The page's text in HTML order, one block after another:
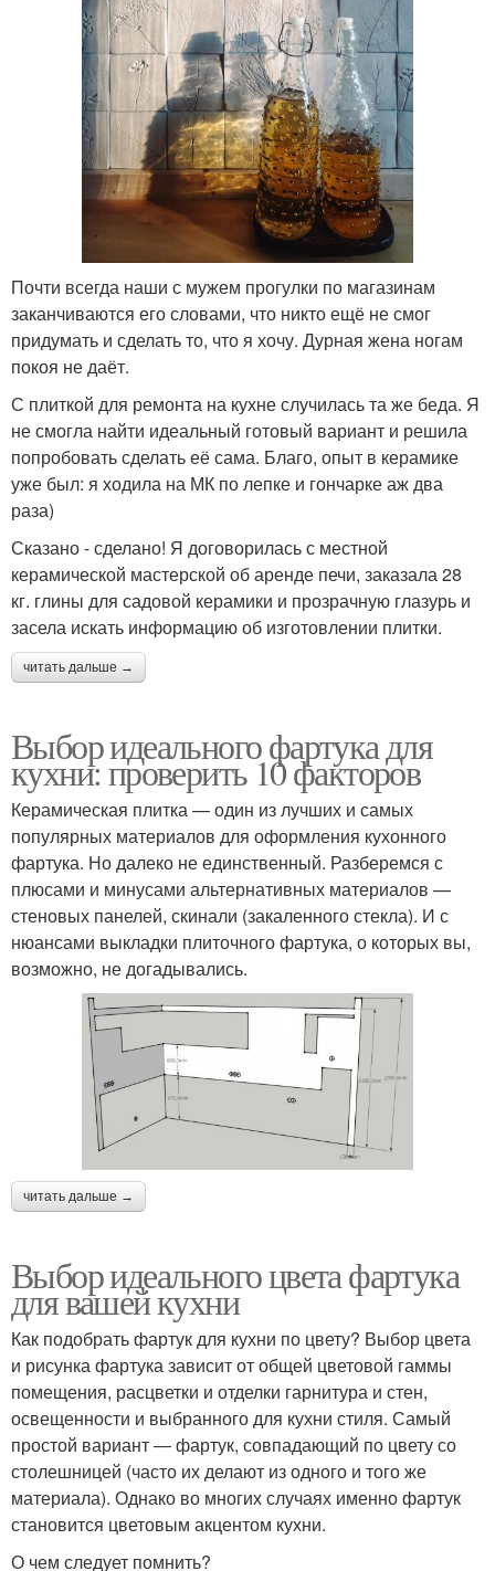
Почти всегда наши с мужем прогулки по магазинам
заканчиваются его словами, что никто ещё не смог
придумать и сделать то, что я хочу. Дурная жена ногам
покоя не даёт.
С плиткой для ремонта на кухне случилась та же беда. Я
не смогла найти идеальный готовый вариант и решила
попробовать сделать её сама. Благо, опыт в керамике
уже был: я ходила на МК по лепке и гончарке аж два
раза)
Сказано - сделано! Я договорилась с местной
керамической мастерской об аренде печи, заказала 28
кг. глины для садовой керамики и прозрачную глазурь и
засела искать информацию об изготовлении плитки.
читать дальше →
Выбор идеального фартука для
кухни: проверить 10 факторов
Керамическая плитка — один из лучших и самых
популярных материалов для оформления кухонного
фартука. Но далеко не единственный. Разберемся с
плюсами и минусами альтернативных материалов —
стеновых панелей, скинали (закаленного стекла). И с
нюансами выкладки плиточного фартука, о которых вы,
возможно, не догадывались.
читать дальше →
Выбор идеального цвета фартука
для вашей кухни
Как подобрать фартук для кухни по цвету? Выбор цвета
и рисунка фартука зависит от общей цветовой гаммы
помещения, расцветки и отделки гарнитура и стен,
освещенности и выбранного для кухни стиля. Самый
простой вариант ― фартук, совпадающий по цвету со
столешницей (часто их делают из одного и того же
материала). Однако во многих случаях именно фартук
становится цветовым акцентом кухни.
О чем следует помнить?